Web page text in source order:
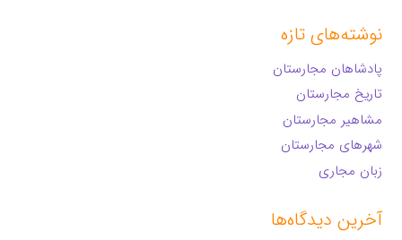
نوشته‌های تازه
پادشاهان مجارستان
تاریخ مجارستان
مشاهیر مجارستان
شهرهای مجارستان
زبان مجاری
آخرین دیدگاه‌ها